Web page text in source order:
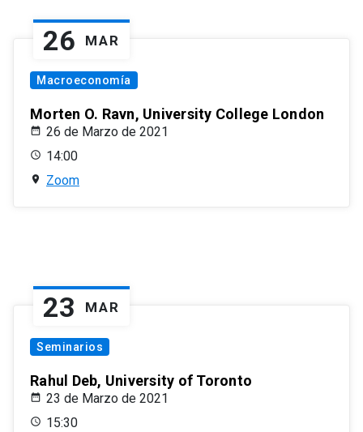
26 MAR
Macroeconomía
Morten O. Ravn, University College London
26 de Marzo de 2021
14:00
Zoom
23 MAR
Seminarios
Rahul Deb, University of Toronto
23 de Marzo de 2021
15:30